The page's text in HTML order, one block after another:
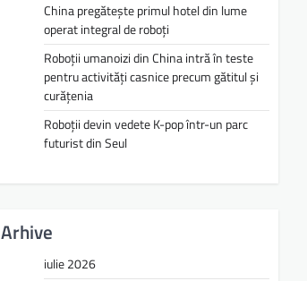
China pregătește primul hotel din lume
operat integral de roboți
Roboții umanoizi din China intră în teste
pentru activități casnice precum gătitul și
curățenia
Roboții devin vedete K-pop într-un parc
futurist din Seul
Arhive
iulie 2026